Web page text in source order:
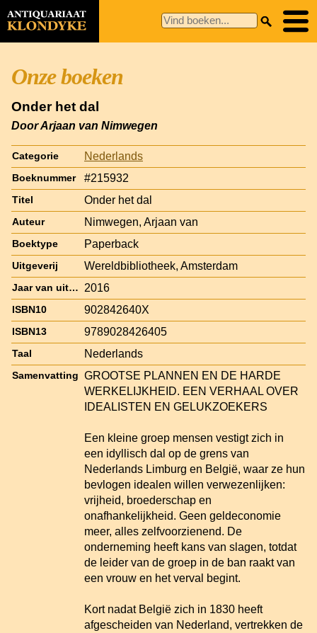
Onze boeken
Onder het dal
Door Arjaan van Nimwegen
Categorie Nederlands
Boeknummer #215932
Titel Onder het dal
Auteur Nimwegen, Arjaan van
Boektype Paperback
Uitgeverij Wereldbibliotheek, Amsterdam
Jaar van uitgave 2016
ISBN10 902842640X
ISBN13 9789028426405
Taal Nederlands
Samenvatting GROOTSE PLANNEN EN DE HARDE
WERKELIJKHEID. EEN VERHAAL OVER
IDEALISTEN EN GELUKZOEKERS
Een kleine groep mensen vestigt zich in
een idyllisch dal op de grens van
Nederlands Limburg en België, waar ze hun
bevlogen idealen willen verwezenlijken:
vrijheid, broederschap en
onafhankelijkheid. Geen geldeconomie
meer, alles zelfvoorzienend. De
onderneming heeft kans van slagen, totdat
de leider van de groep in de ban raakt van
een vrouw en het verval begint.
Kort nadat België zich in 1830 heeft
afgescheiden van Nederland, vertrekken de